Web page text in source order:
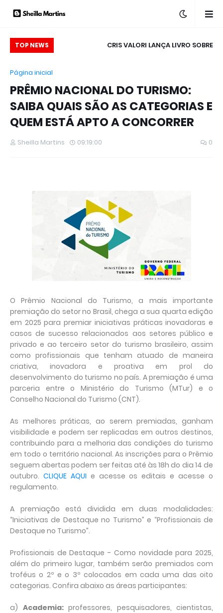
TOP NEWS
CRIS VALORI LANÇA LIVRO SOBRE
& SEGREDOS”:
DISPONÍVEIS NO
GLOBOSAT PLAY
Página inicial
PRÊMIO NACIONAL DO TURISMO:
SAIBA QUAIS SÃO AS CATEGORIAS E
QUEM ESTÁ APTO A CONCORRER
Sheilla Martins 09:19:00 0
O Prêmio Nacional do Turismo, a mais importante
premiação do setor no Brasil, chega a sua quarta edição
em 2025 para premiar iniciativas práticas inovadoras e
casos de sucesso relacionados aos setores público e
privado e ao terceiro setor do turismo brasileiro, assim
como profissionais que tenham atuado de maneira
criativa, inovadora e proativa em prol do
desenvolvimento do turismo no país. A premiação é uma
parceria entre o Ministério do Turismo (MTur) e o
Conselho Nacional do Turismo (CNT).
As melhores práticas, ao serem premiadas, ganham
visibilidade e podem ser replicadas em outros destinos,
contribuindo para a melhoria das condições do turismo
em todo o território nacional. As inscrições para o Prêmio
seguem abertas podem ser feitas até às 18h do dia 14 de
outubro. CLIQUE AQUI e acesse os editais e acesse o
regulamento.
A premiação está dividida em duas modalidades:
“Iniciativas de Destaque no Turismo” e “Profissionais de
Destaque no Turismo”.
Profissionais de Destaque - Como novidade para 2025,
além do primeiro lugar, também serão premiados com
troféus o 2º e o 3º colocados em cada uma das oito
categorias. Confira abaixo as áreas participantes:
a) Academia: professores, pesquisadores, cientistas,